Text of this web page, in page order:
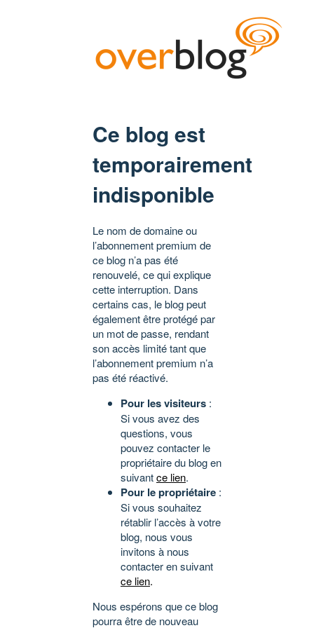
Ce blog est
temporairement
indisponible
Le nom de domaine ou
l’abonnement premium de
ce blog n’a pas été
renouvelé, ce qui explique
cette interruption. Dans
certains cas, le blog peut
également être protégé par
un mot de passe, rendant
son accès limité tant que
l’abonnement premium n’a
pas été réactivé.
Pour les visiteurs :
Si vous avez des
questions, vous
pouvez contacter le
propriétaire du blog en
suivantce lien.
Pour le propriétaire :
Si vous souhaitez
rétablir l’accès à votre
blog, nous vous
invitons à nous
contacter en suivant
ce lien.
Nous espérons que ce blog
pourra être de nouveau